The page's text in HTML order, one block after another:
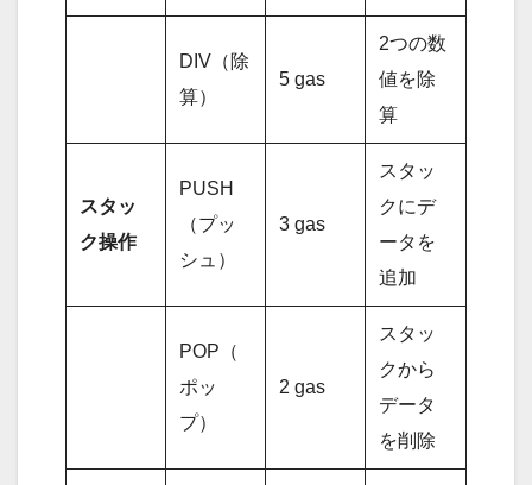
DIV（除
算）
5 gas
2つの数
値を除
算
スタッ
ク操作
PUSH
（プッ
シュ）
3 gas
スタッ
クにデ
ータを
追加
POP（
ポッ
プ）
2 gas
スタッ
クから
データ
を削除